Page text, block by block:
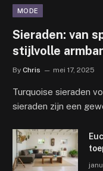
MODE
Sieraden: van
stijlvolle
By Chris mei 17, 2025
Turquoise sieraden
sieraden zijn een